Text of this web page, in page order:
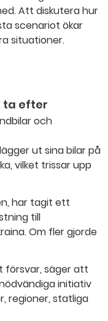
Att diskutera hur
scenariot ökar
situationer.
ta efter
och
ut sina bilar på
vilket trissar upp
har tagit ett
till
Om fler gjorde
försvar, säger att
initiativ
regioner, statliga